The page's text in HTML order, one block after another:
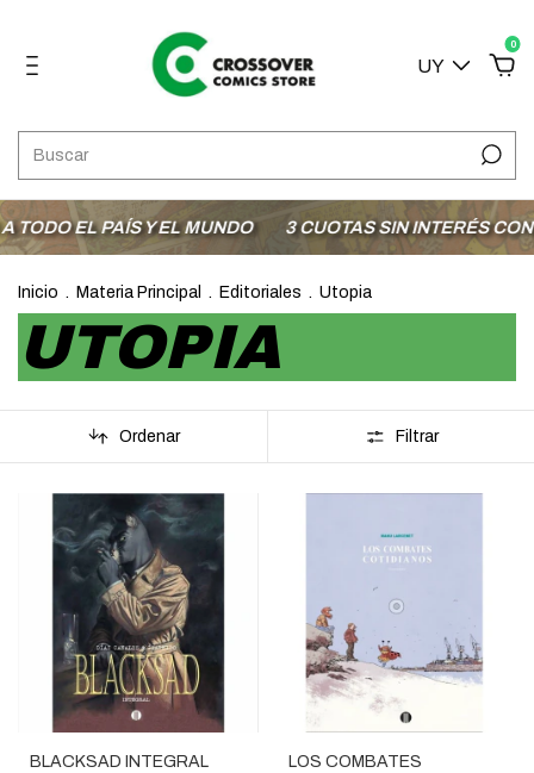
UY
0
PAÍS Y EL MUNDO 3 CUOTAS SIN INTERÉS CON MODO
Inicio . Materia Principal . Editoriales . Utopia
UTOPIA
Ordenar Filtrar
BLACKSAD INTEGRAL
LOS COMBATES